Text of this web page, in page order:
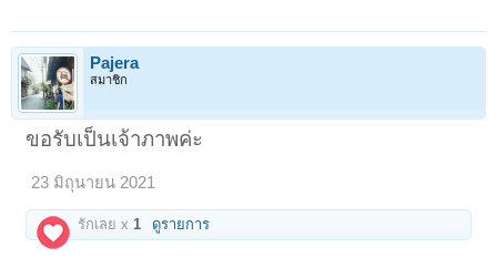
Pajera
สมาชิก
ขอรับเป็นเจ้าภาพค่ะ
23 มิถุนายน 2021
รักเลย x1 ดูรายการ